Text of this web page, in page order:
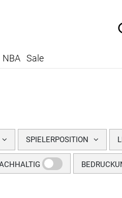
NBA Sale
SPIELERPOSITION